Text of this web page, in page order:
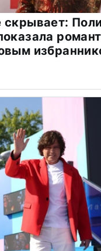
скрывает: